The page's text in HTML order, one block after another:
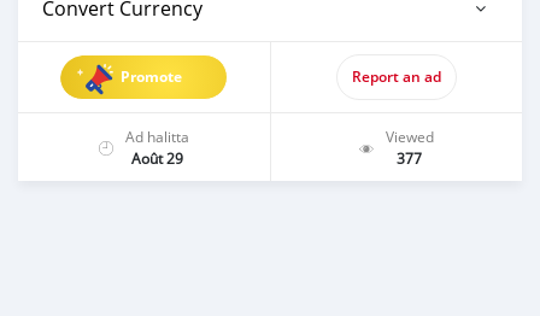
Convert Currency
Promote Report an ad
Ad halitta
Août 29
Viewed
377